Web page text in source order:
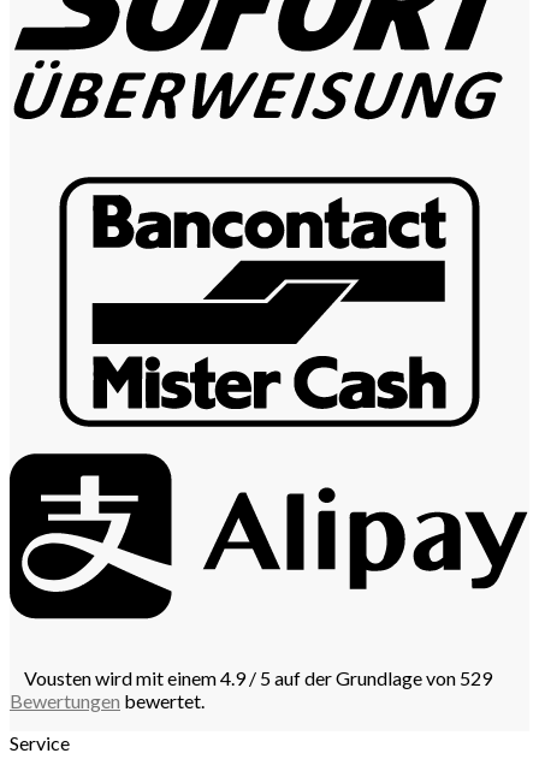
Vousten wird mit einem 4.9 / 5 auf der Grundlage von 529
Bewertungen bewertet.
Service